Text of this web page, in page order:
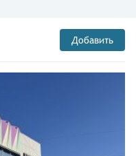
Добавить